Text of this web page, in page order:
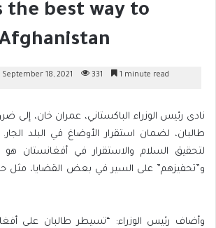
the best way to
September 18, 2021 331 1 minute read
نادى رئيس الوزراء الباكستاني، عمران خان، إلى
طالبان، لضمان استقرار الأوضاغ في البلد
لتحقيق السلام والاستقرار في أفغانستان
و”تحفيزهم” على السير في بعض القضايا، مثل
وأضاف رئيس الوزراء: “تسيطر طالبان على